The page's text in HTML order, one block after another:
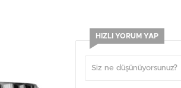
HIZLI YORUM YAP